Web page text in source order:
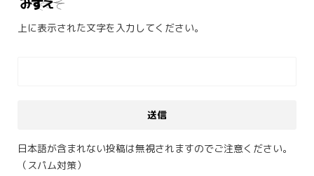
上に表示された文字を入力してください。
日本語が含まれない投稿は無視されますのでご注意ください。
（スパム対策）